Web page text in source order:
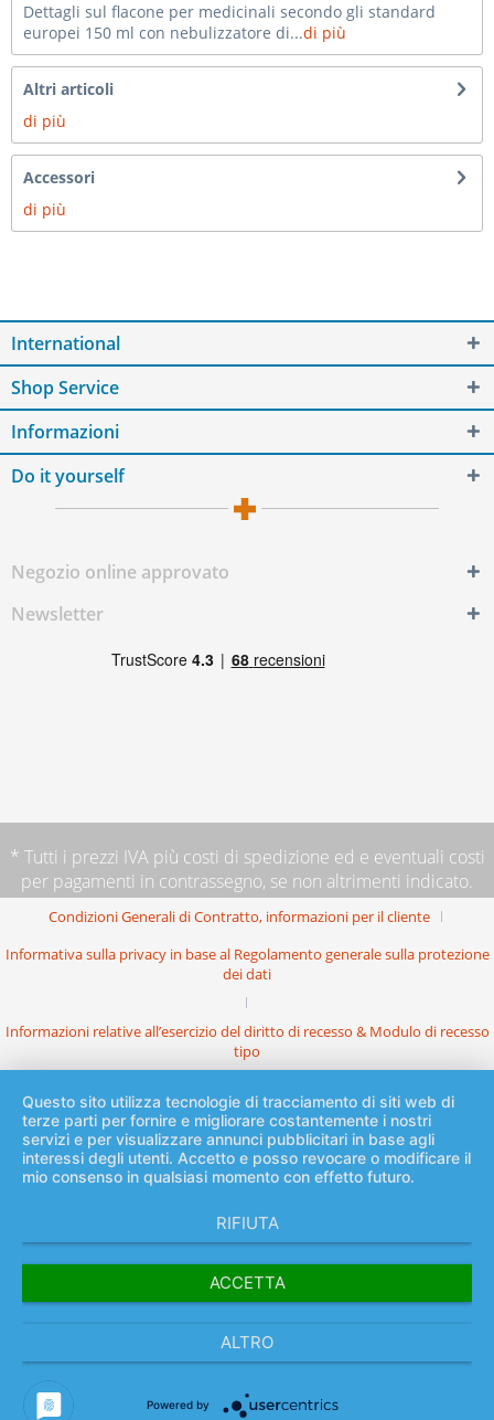
Dettagli sul flacone per medicinali secondo gli standard
europei 150 ml con nebulizzatore di...di più
Altri articoli
di più
Accessori
di più
International
Shop Service
Informazioni
Do it yourself
Negozio online approvato
Newsletter
* Tutti i prezzi IVA più costi di spedizione ed e eventuali costi
per pagamenti in contrassegno, se non altrimenti indicato.
Condizioni Generali di Contratto, informazioni per il cliente
Informativa sulla privacy in base al Regolamento generale sulla protezione
dei dati
Informazioni relative all’esercizio del diritto di recesso & Modulo di recesso
tipo
Questo sito utilizza tecnologie di tracciamento di siti web di
terze parti per fornire e migliorare costantemente i nostri
servizi e per visualizzare annunci pubblicitari in base agli
interessi degli utenti. Accetto e posso revocare o modificare il
mio consenso in qualsiasi momento con effetto futuro.
RIFIUTA
ACCETTA
ALTRO
Powered by